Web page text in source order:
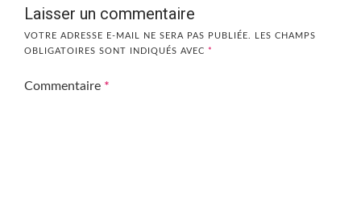
Laisser un commentaire
VOTRE ADRESSE E-MAIL NE SERA PAS PUBLIÉE.
LES CHAMPS
OBLIGATOIRES SONT INDIQUÉS AVEC *
Commentaire *